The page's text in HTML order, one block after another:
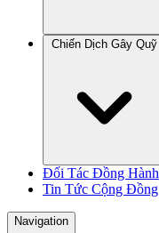
Chiến Dịch Gây Quỹ
Đối Tác Đồng Hành
Tin Tức Cộng Đồng
Navigation